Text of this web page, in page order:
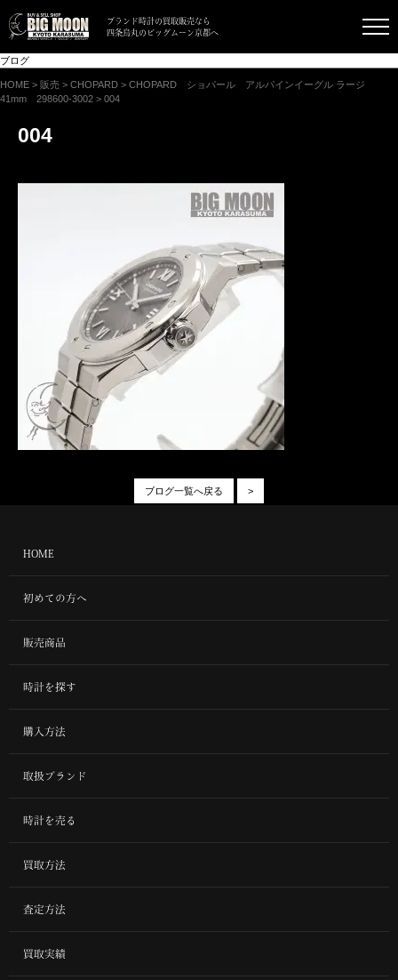
ブランド時計の買取販売なら
四条烏丸のビッグムーン京都へ
ブログ
HOME > 販売 > CHOPARD > CHOPARD ショパール アルパインイーグル ラージ
41mm 298600-3002 > 004
004
>
ブログ一覧へ戻る
HOME
初めての方へ
販売商品
時計を探す
購入方法
取扱ブランド
時計を売る
買取方法
査定方法
買取実績